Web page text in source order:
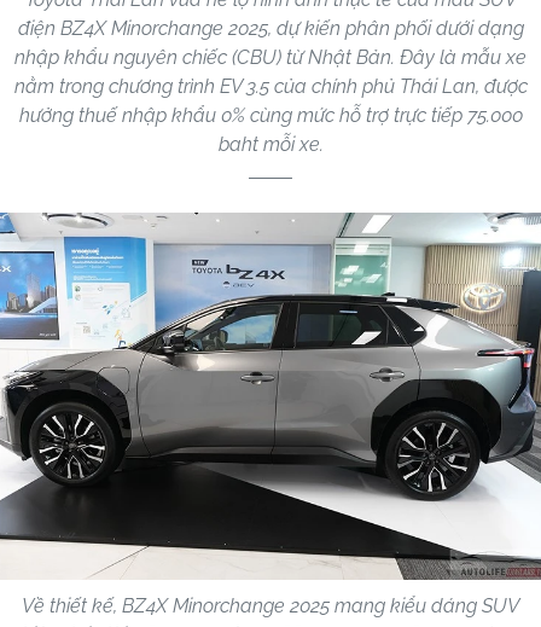
điện BZ4X Minorchange 2025, dự kiến phân phối dưới dạng
nhập khẩu nguyên chiếc (CBU) từ Nhật Bản. Đây là mẫu xe
nằm trong chương trình EV 3.5 của chính phủ Thái Lan, được
hưởng thuế nhập khẩu 0% cùng mức hỗ trợ trực tiếp 75.000
baht mỗi xe.
Về thiết kế, BZ4X Minorchange 2025 mang kiểu dáng SUV